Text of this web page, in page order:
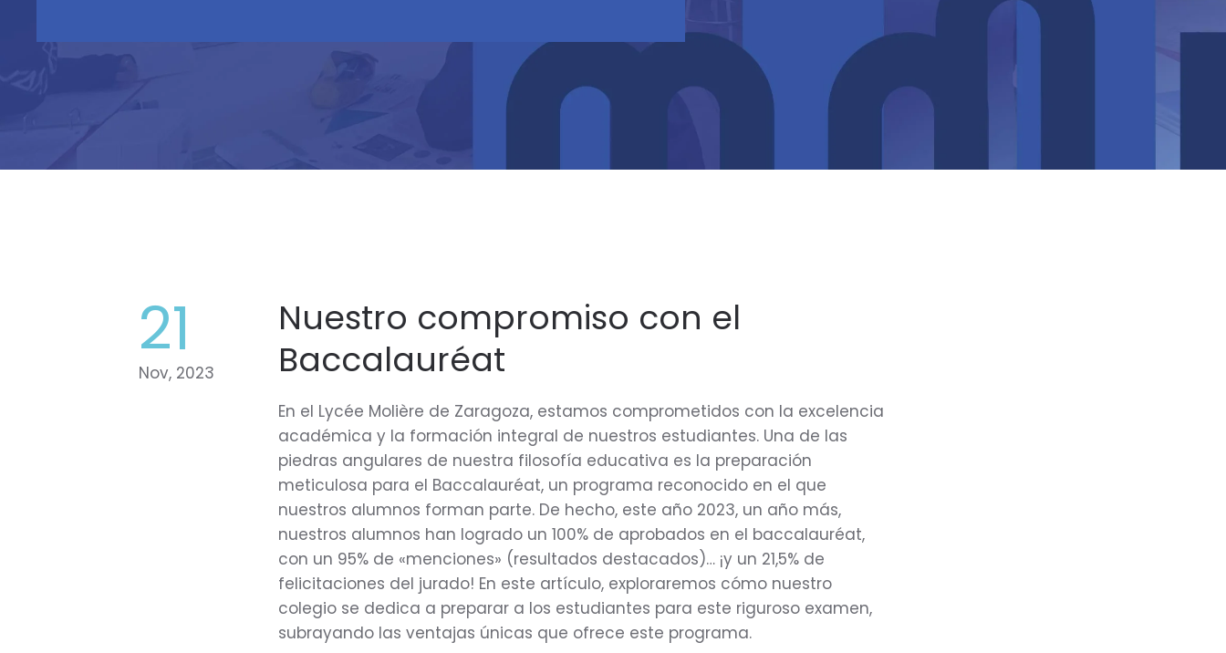
21
Nov, 2023
Nuestro compromiso con el
Baccalauréat
En el Lycée Molière de Zaragoza, estamos comprometidos con la excelencia
académica y la formación integral de nuestros estudiantes. Una de las
piedras angulares de nuestra filosofía educativa es la preparación
meticulosa para el Baccalauréat, un programa reconocido en el que
nuestros alumnos forman parte. De hecho, este año 2023, un año más,
nuestros alumnos han logrado un 100% de aprobados en el baccalauréat,
con un 95% de «menciones» (resultados destacados)… ¡y un 21,5% de
felicitaciones del jurado! En este artículo, exploraremos cómo nuestro
colegio se dedica a preparar a los estudiantes para este riguroso examen,
subrayando las ventajas únicas que ofrece este programa.